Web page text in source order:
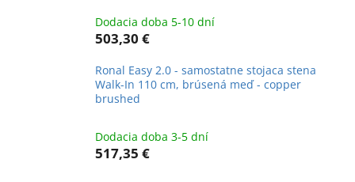
Dodacia doba 5-10 dní
503,30 €
Ronal Easy 2.0 - samostatne stojaca stena
Walk-In 110 cm, brúsená meď - copper
brushed
Dodacia doba 3-5 dní
517,35 €